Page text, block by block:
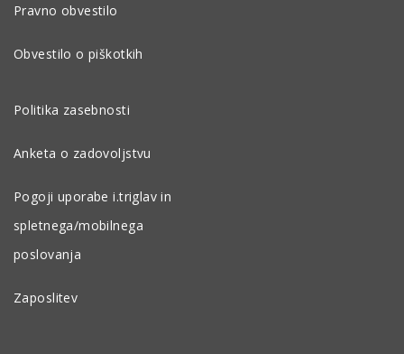
Pravno obvestilo
Obvestilo o piškotkih
Politika zasebnosti
Anketa o zadovoljstvu
Pogoji uporabe i.triglav in
spletnega/mobilnega
poslovanja
Zaposlitev